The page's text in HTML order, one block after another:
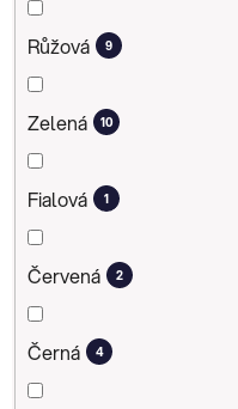
Růžová 9
Zelená 10
Fialová 1
Červená 2
Černá 4